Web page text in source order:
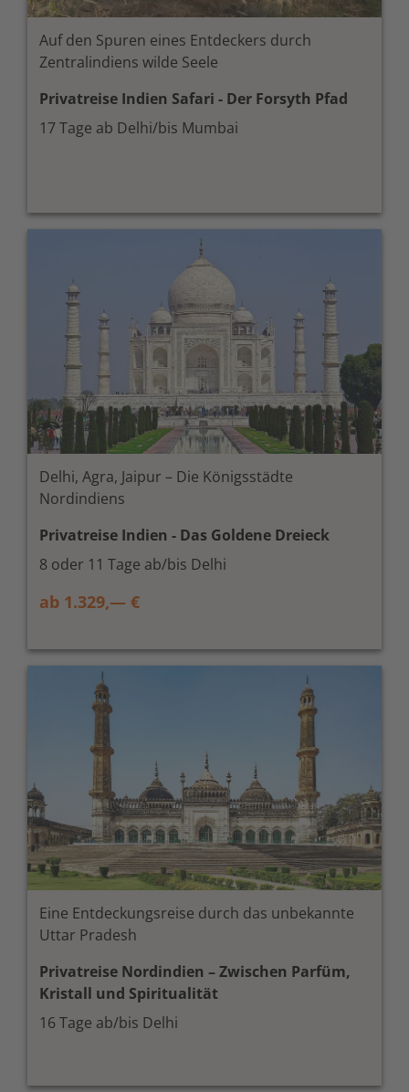
Auf den Spuren eines Entdeckers durch
Zentralindiens wilde Seele
Privatreise Indien Safari - Der Forsyth Pfad
17 Tage ab Delhi/bis Mumbai
Delhi, Agra, Jaipur – Die Königsstädte
Nordindiens
Privatreise Indien - Das Goldene Dreieck
8 oder 11 Tage ab/bis Delhi
ab 1.329,— €
Eine Entdeckungsreise durch das unbekannte
Uttar Pradesh
Privatreise Nordindien – Zwischen Parfüm,
Kristall und Spiritualität
16 Tage ab/bis Delhi